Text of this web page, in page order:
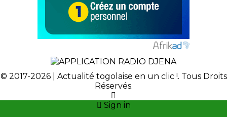
© 2017-2026 | Actualité togolaise en un clic !. Tous Droits
Réservés.
Sign in